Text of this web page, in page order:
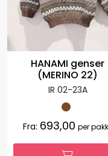
HANAMI genser
(MERINO 22)
IR 02-23A
Fra: 693,00 per